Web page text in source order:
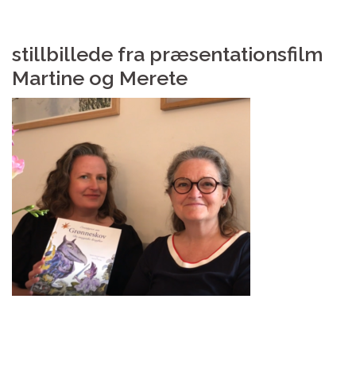
stillbillede fra præsentationsfilm
Martine og Merete